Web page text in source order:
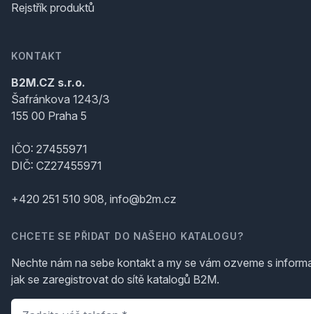
Rejstřík produktů
KONTAKT
B2M.CZ s.r.o.
Šafránkova 1243/3
155 00 Praha 5
IČO: 27455971
DIČ: CZ27455971
+420 251 510 908, info@b2m.cz
CHCETE SE PŘIDAT DO NAŠEHO KATALOGU?
Nechte nám na sebe kontakt a my se vám ozveme s
jak se zaregistrovat do sítě katalogů B2M.
Telefon